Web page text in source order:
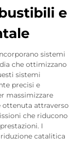
e
sistemi
che ottimizzano
sistemi
precisi e
massimizzare
ottenuta attraverso
che riducono
I
catalitica